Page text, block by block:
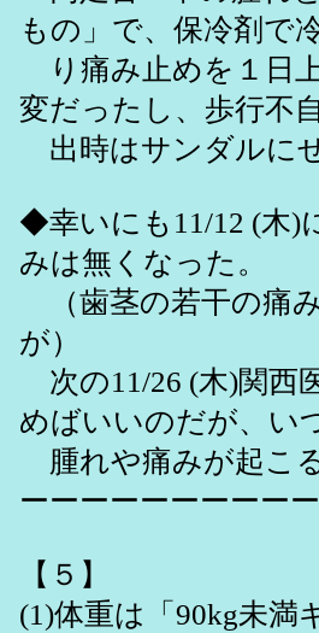
もの」で、保冷剤で
り痛み止めを１日
変だったし、歩行不
出時はサンダルに
◆幸いにも11/12 (木)
みは無くなった。
（歯茎の若干の痛
が）
次の11/26 (木)関西
めばいいのだが、い
腫れや痛みが起こ
ーーーーーーーーー
【５】
(1)体重は「90kg未満